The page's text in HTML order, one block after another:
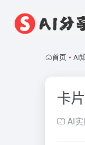
首页 • AI
卡
AI